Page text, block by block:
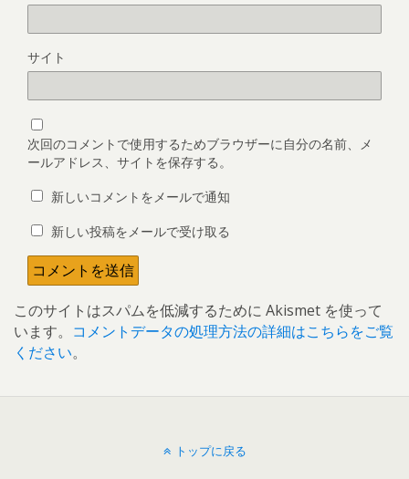
サイト
次回のコメントで使用するためブラウザーに自分の名前、メ
ールアドレス、サイトを保存する。
新しいコメントをメールで通知
新しい投稿をメールで受け取る
このサイトはスパムを低減するために Akismet を使って
います。 コメントデータの処理方法の詳細はこちらをご覧
ください。
トップに戻る